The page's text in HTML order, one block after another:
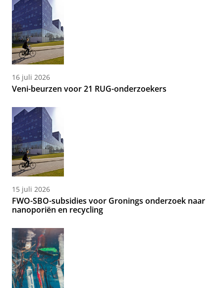
16 juli 2026
Veni-beurzen voor 21 RUG-onderzoekers
15 juli 2026
FWO-SBO-subsidies voor Gronings onderzoek naar
nanoporiën en recycling